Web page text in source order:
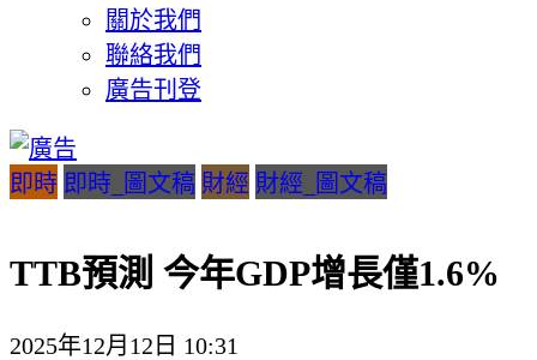
關於我們
聯絡我們
廣告刊登
即時 即時_圖文稿 財經 財經_圖文稿
TTB預測 今年GDP增長僅1.6%
2025年12月12日 10:31